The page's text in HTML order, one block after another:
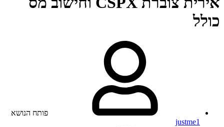
כולל
פותח הנושא
justme1